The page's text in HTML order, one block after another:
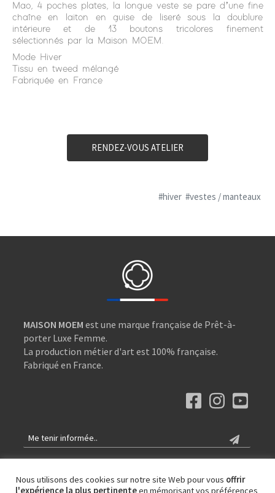
Mao, 4 poches plates, la longue veste se pare d’une fine
chaîne en laiton en guise de liseré sous la doublure
intérieure et de 13 boutons tricolores finement
sélectionnés par la Maison MOEM.
Mode Hiver
Tissu en tweed mélangé
Fabriquée en France
RENDEZ-VOUS ATELIER
#hiver #vestes / manteaux
MAISON MOEM est une marque française de Prêt-à-
porter Luxe Femme.
La production métier d'art est 100% française.
Fabriqué en France.
Contact
Nous utilisons des cookies sur notre site Web pour vous offrir
l'expérience la plus pertinenteen mémorisant vos préférences